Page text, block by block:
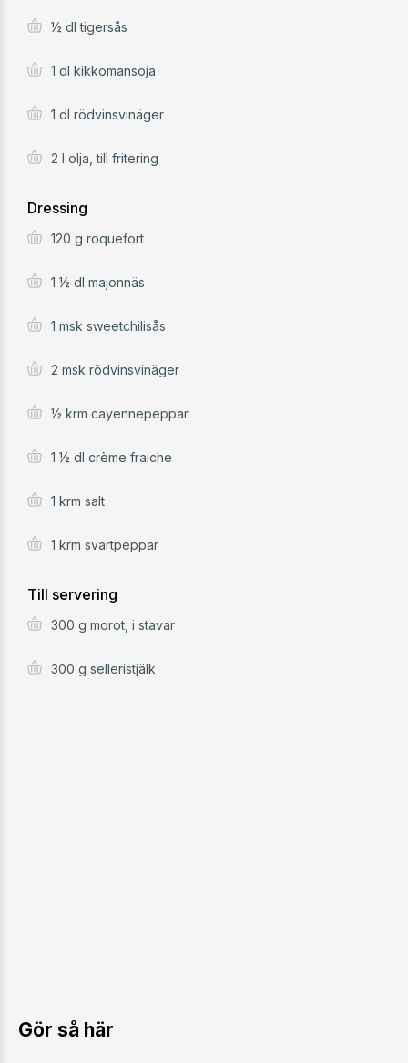
½ dl tigersås
1 dl kikkomansoja
1 dl rödvinsvinäger
2 l olja, till fritering
Dressing
120 g roquefort
1 ½ dl majonnäs
1 msk sweetchilisås
2 msk rödvinsvinäger
½ krm cayennepeppar
1 ½ dl crème fraiche
1 krm salt
1 krm svartpeppar
Till servering
300 g morot, i stavar
300 g selleristjälk
Gör så här